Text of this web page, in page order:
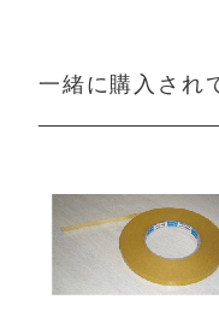
一緒に購入され